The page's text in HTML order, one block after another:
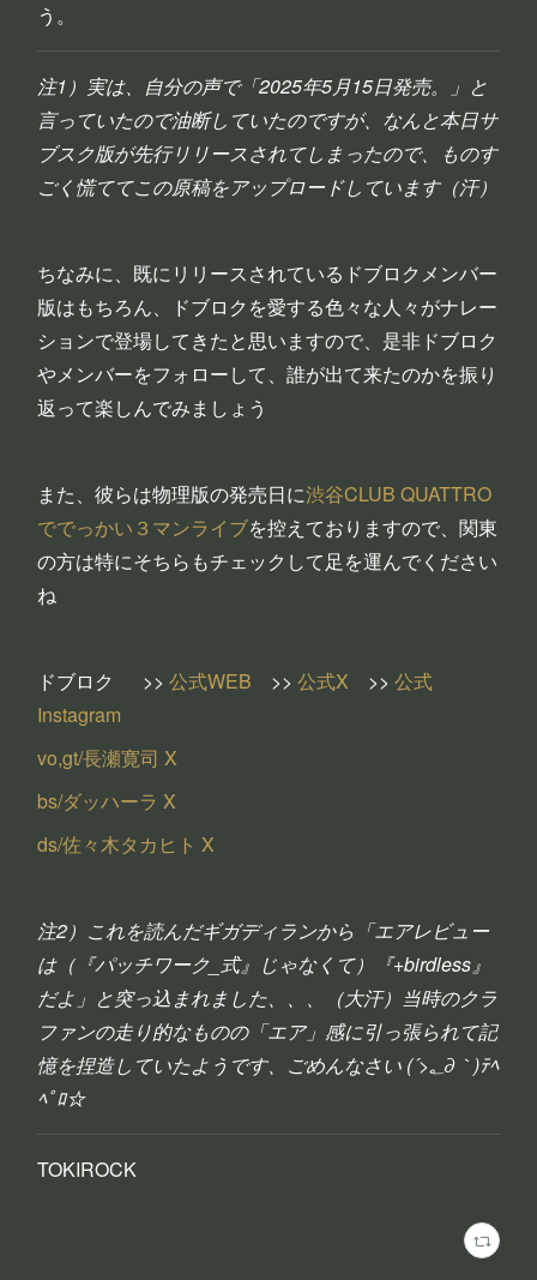
う。
注1）実は、自分の声で「2025年5月15日発売。」と
言っていたので油断していたのですが、なんと本日サ
ブスク版が先行リリースされてしまったので、ものす
ごく慌ててこの原稿をアップロードしています（汗）
ちなみに、既にリリースされているドブロクメンバー
版はもちろん、ドブロクを愛する色々な人々がナレー
ションで登場してきたと思いますので、是非ドブロク
やメンバーをフォローして、誰が出て来たのかを振り
返って楽しんでみましょう
また、彼らは物理版の発売日に渋谷CLUB QUATTRO
ででっかい３マンライブを控えておりますので、関東
の方は特にそちらもチェックして足を運んでください
ね
ドブロク >> 公式WEB >> 公式X >> 公式
Instagram
vo,gt/長瀬寛司 X
bs/ダッハーラ X
ds/佐々木タカヒト X
注2）これを読んだギガディランから「エアレビュー
は（『パッチワーク_式』じゃなくて）『+birdless』
だよ」と突っ込まれました、、、（大汗）当時のクラ
ファンの走り的なものの「エア」感に引っ張られて記
憶を捏造していたようです、ごめんなさい (´>؂∂｀)ﾃﾍ
ﾍﾟﾛ☆
TOKIROCK